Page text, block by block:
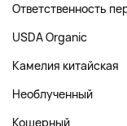
Ответственность
USDA Organic
Камелия китайская
Необлученный
Кошерный